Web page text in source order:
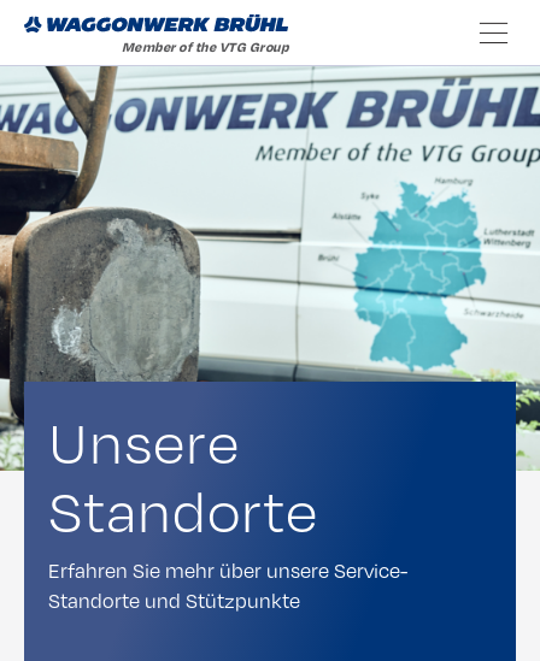
Unsere
Standorte
Erfahren Sie mehr über unsere Service-
Standorte und Stützpunkte